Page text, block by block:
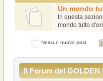
Un mondo
In questa
mondo tutto
Nessun nuovo post
Il Forum del